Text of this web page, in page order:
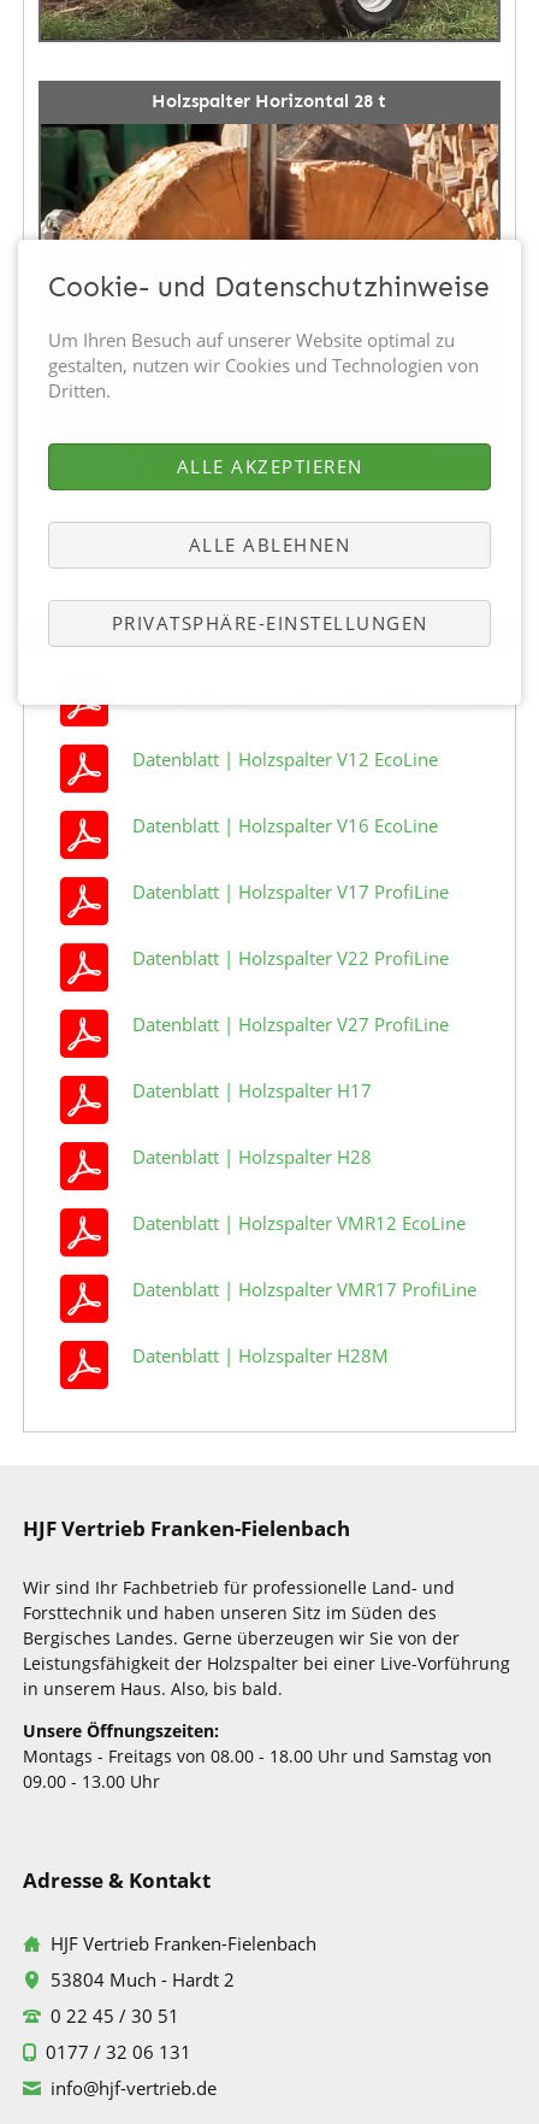
Holzspalter Horizontal 28 t
DATENBLÄTTER
Datenblatt | Holzspalter V12 EcoLine
Datenblatt | Holzspalter V16 EcoLine
Datenblatt | Holzspalter V17 ProfiLine
Datenblatt | Holzspalter V22 ProfiLine
Datenblatt | Holzspalter V27 ProfiLine
Datenblatt | Holzspalter H17
Datenblatt | Holzspalter H28
Datenblatt | Holzspalter VMR12 EcoLine
Datenblatt | Holzspalter VMR17 ProfiLine
Datenblatt | Holzspalter H28M
HJF Vertrieb Franken-Fielenbach
Wir sind Ihr Fachbetrieb für professionelle Land- und
Forsttechnik und haben unseren Sitz im Süden des
Bergisches Landes. Gerne überzeugen wir Sie von der
Leistungsfähigkeit der Holzspalter bei einer Live-Vorführung
in unserem Haus. Also, bis bald.
Unsere Öffnungszeiten:
Montags - Freitags von 08.00 - 18.00 Uhr und Samstag von
09.00 - 13.00 Uhr
Adresse & Kontakt
HJF Vertrieb Franken-Fielenbach
53804 Much - Hardt 2
0 22 45 / 30 51
0177 / 32 06 131
info@hjf-vertrieb.de
Cookie- und Datenschutzhinweise
Um Ihren Besuch auf unserer Website optimal zu
gestalten, nutzen wir Cookies und Technologien von
Dritten.
ALLE AKZEPTIEREN
ALLE ABLEHNEN
PRIVATSPHÄRE-EINSTELLUNGEN